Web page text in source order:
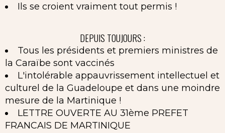
Ils se croient vraiment tout permis !
DEPUIS TOUJOURS :
Tous les présidents et premiers ministres de
la Caraïbe sont vaccinés
L'intolérable appauvrissement intellectuel et
culturel de la Guadeloupe et dans une moindre
mesure de la Martinique !
LETTRE OUVERTE AU 31ème PREFET
FRANCAIS DE MARTINIQUE